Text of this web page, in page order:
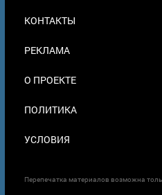
В
КОНТАКТЫ
РЕКЛАМА
О ПРОЕКТЕ
ПОЛИТИКА
УСЛОВИЯ
Перепечатка материалов возможна